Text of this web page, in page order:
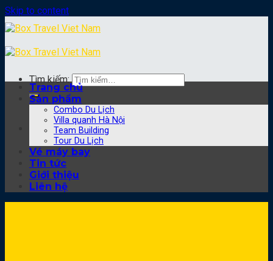
Skip to content
Tìm kiếm:
Trang chủ
Sản phẩm
Combo Du Lịch
Villa quanh Hà Nội
Team Building
Tour Du Lịch
Vé máy bay
Tin tức
Giới thiệu
Liên hệ